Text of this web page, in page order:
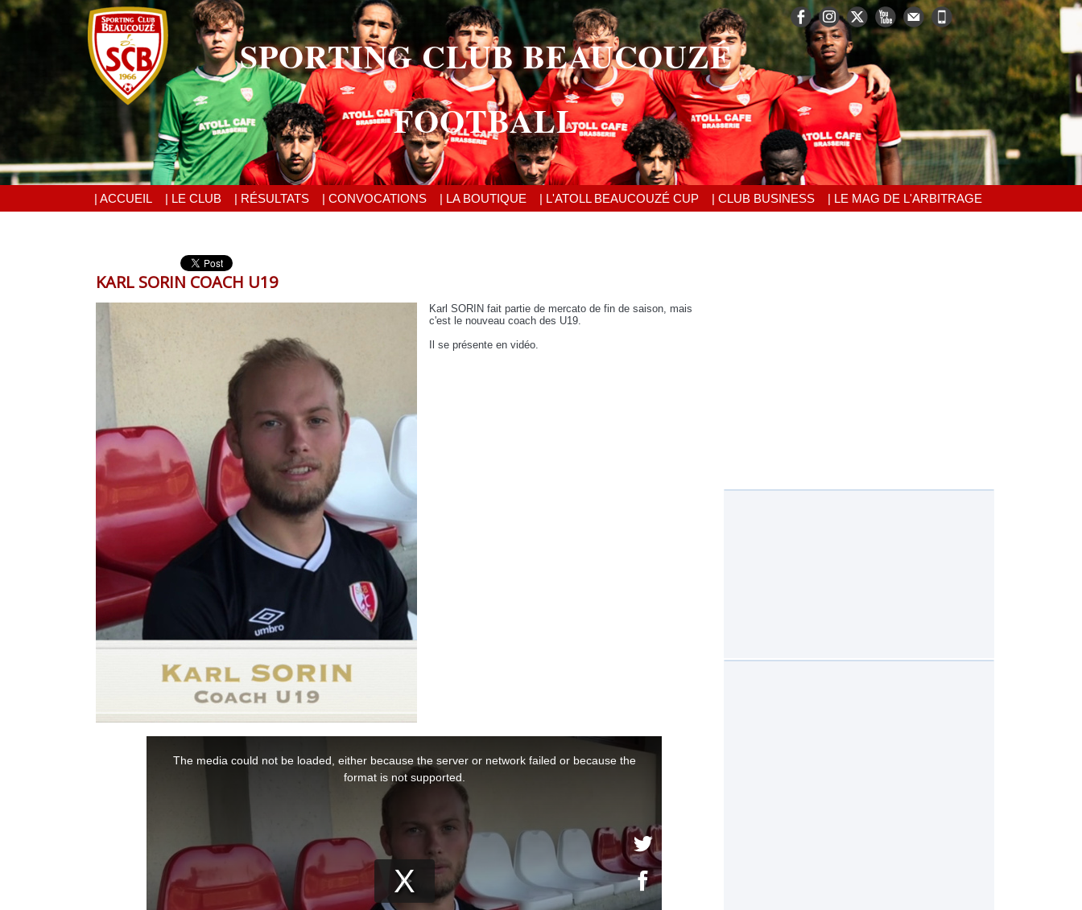
SPORTING CLUB BEAUCOUZÉ
FOOTBALL
| ACCUEIL | LE CLUB | RÉSULTATS | CONVOCATIONS | LA BOUTIQUE | L'ATOLL BEAUCOUZÉ CUP | CLUB BUSINESS | LE MAG DE L'ARBITRAGE
KARL SORIN COACH U19
Karl SORIN fait partie de mercato de fin de saison, mais
c'est le nouveau coach des U19.
Il se présente en vidéo.